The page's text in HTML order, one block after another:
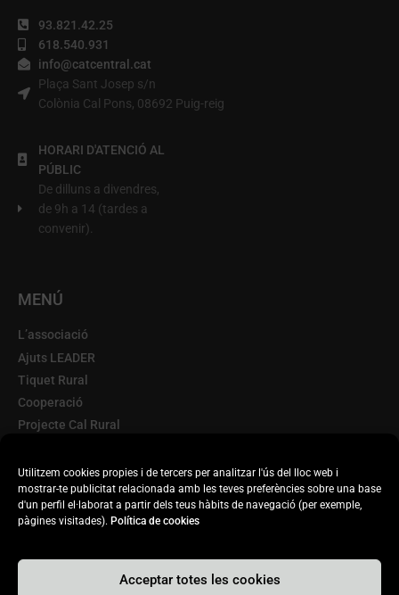
Utilitzem cookies propies i de tercers per analitzar l'ús del lloc web i
mostrar-te publicitat relacionada amb les teves preferències sobre una base
d'un perfil el·laborat a partir dels teus hàbits de navegació (per exemple,
pàgines visitades). Política de cookies
Acceptar totes les cookies
93.821.42.25
618.540.931
info@catcentral.cat
Plaça Sant Josep s/n
Colònia Cal Pons, 08692 Puig-reig
HORARI D'ATENCIÓ AL
PÚBLIC
De dilluns a divendres,
de 9h a 14 (tardes a
convenir).
MENÚ
L’associació
Ajuts LEADER
Tiquet Rural
Cooperació
Projecte Cal Rural
Escorxador Mòbil
Transparència
Actualitat
© 2020. DISSENYAT PER INFORBER WEB PRO